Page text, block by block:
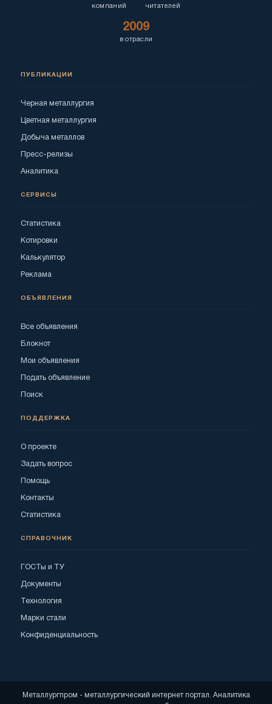
компаний читателей
2009
в отрасли
ПУБЛИКАЦИИ
Черная металлургия
Цветная металлургия
Добыча металлов
Пресс-релизы
Аналитика
СЕРВИСЫ
Статистика
Котировки
Калькулятор
Реклама
ОБЪЯВЛЕНИЯ
Все объявления
Блокнот
Мои объявления
Подать объявление
Поиск
ПОДДЕРЖКА
О проекте
Задать вопрос
Помощь
Контакты
Статистика
СПРАВОЧНИК
ГОСТы и ТУ
Документы
Технология
Марки стали
Конфиденциальность
Металлургпром - металлургический интернет портал. Аналитика